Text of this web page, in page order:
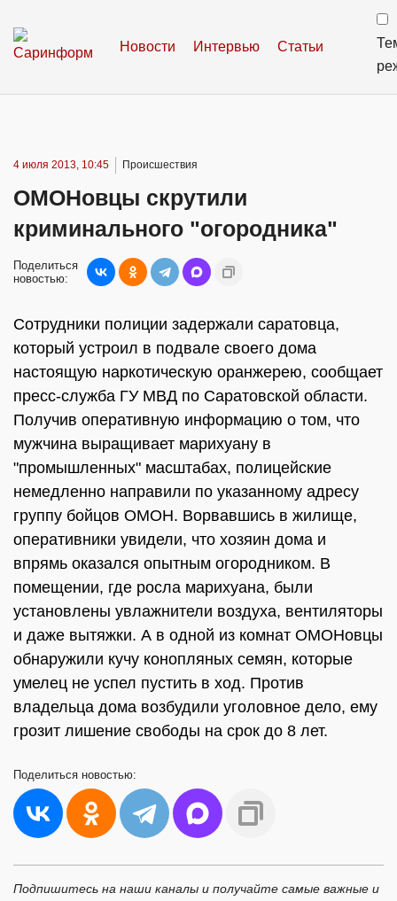
Новости Интервью Статьи
4 июля 2013, 10:45 Происшествия
ОМОНовцы скрутили
криминального "огородника"
Поделиться
новостью:
Сотрудники полиции задержали саратовца,
который устроил в подвале своего дома
настоящую наркотическую оранжерею, сообщает
пресс-служба ГУ МВД по Саратовской области.
Получив оперативную информацию о том, что
мужчина выращивает марихуану в
"промышленных" масштабах, полицейские
немедленно направили по указанному адресу
группу бойцов ОМОН. Ворвавшись в жилище,
оперативники увидели, что хозяин дома и
впрямь оказался опытным огородником. В
помещении, где росла марихуана, были
установлены увлажнители воздуха, вентиляторы
и даже вытяжки. А в одной из комнат ОМОНовцы
обнаружили кучу конопляных семян, которые
умелец не успел пустить в ход. Против
владельца дома возбудили уголовное дело, ему
грозит лишение свободы на срок до 8 лет.
Поделиться новостью:
Подпишитесь на наши каналы и получайте самые важные и